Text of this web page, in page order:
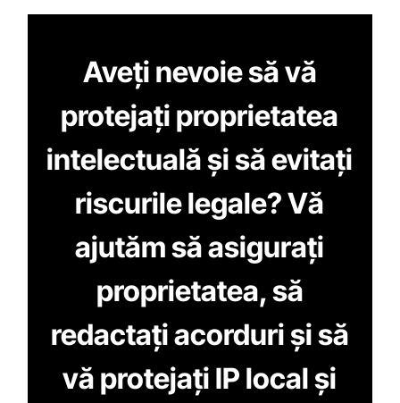
Aveți nevoie să vă
protejați proprietatea
intelectuală și să evitați
riscurile legale? Vă
ajutăm să asigurați
proprietatea, să
redactați acorduri și să
vă protejați IP local și